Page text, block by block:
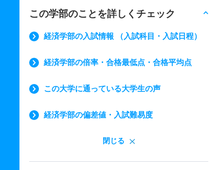
この学部のことを詳しくチェック
経済学部の入試情報 （入試科目・入試日程）
経済学部の倍率・合格最低点・合格平均点
この大学に通っている大学生の声
経済学部の偏差値・入試難易度
閉じる